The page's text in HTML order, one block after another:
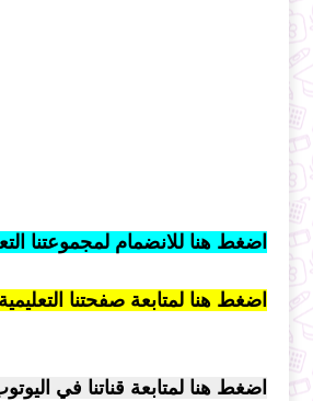
اضغط هنا للانضمام لمجموعتنا
اضغط هنا لمتابعة صفحتنا التعليمية
اضغط هنا لمتابعة قناتنا في